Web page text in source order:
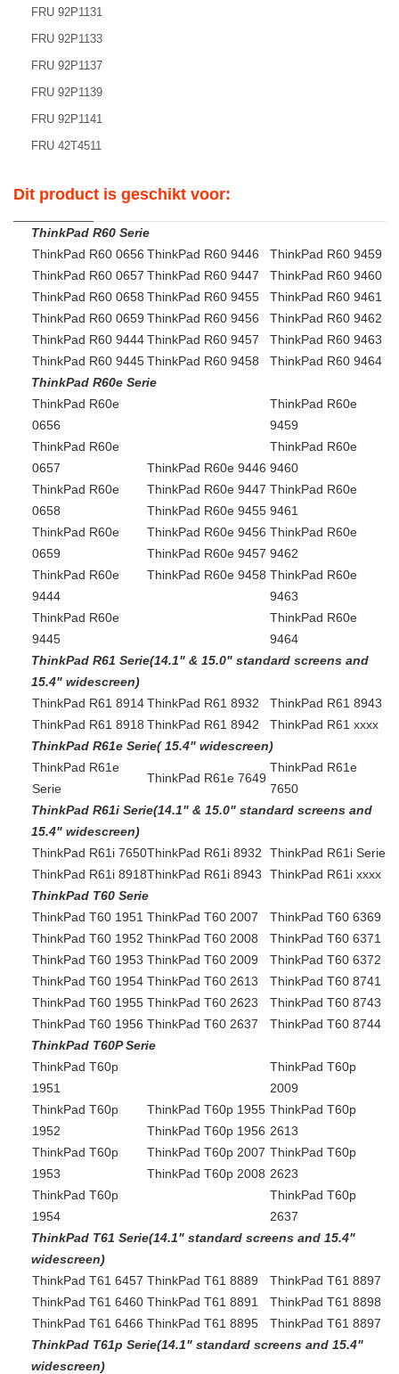
FRU 92P1131
FRU 92P1133
FRU 92P1137
FRU 92P1139
FRU 92P1141
FRU 42T4511
Dit product is geschikt voor:
ThinkPad R60 Serie
ThinkPad R60 0656
ThinkPad R60 0657
ThinkPad R60 0658
ThinkPad R60 0659
ThinkPad R60 9444
ThinkPad R60 9445
ThinkPad R60 9446
ThinkPad R60 9447
ThinkPad R60 9455
ThinkPad R60 9456
ThinkPad R60 9457
ThinkPad R60 9458
ThinkPad R60 9459
ThinkPad R60 9460
ThinkPad R60 9461
ThinkPad R60 9462
ThinkPad R60 9463
ThinkPad R60 9464
ThinkPad R60e Serie
ThinkPad R60e
0656
ThinkPad R60e
0657
ThinkPad R60e
0658
ThinkPad R60e
0659
ThinkPad R60e
9444
ThinkPad R60e
9445
ThinkPad R60e 9446
ThinkPad R60e 9447
ThinkPad R60e 9455
ThinkPad R60e 9456
ThinkPad R60e 9457
ThinkPad R60e 9458
ThinkPad R60e
9459
ThinkPad R60e
9460
ThinkPad R60e
9461
ThinkPad R60e
9462
ThinkPad R60e
9463
ThinkPad R60e
9464
ThinkPad R61 Serie(14.1" & 15.0" standard screens and
15.4" widescreen)
ThinkPad R61 8914
ThinkPad R61 8918
ThinkPad R61 8932
ThinkPad R61 8942
ThinkPad R61 8943
ThinkPad R61 xxxx
ThinkPad R61e Serie( 15.4" widescreen)
ThinkPad R61e
Serie
ThinkPad R61e 7649
ThinkPad R61e
7650
ThinkPad R61i Serie(14.1" & 15.0" standard screens and
15.4" widescreen)
ThinkPad R61i 7650
ThinkPad R61i 8918
ThinkPad R61i 8932
ThinkPad R61i 8943
ThinkPad R61i Serie
ThinkPad R61i xxxx
ThinkPad T60 Serie
ThinkPad T60 1951
ThinkPad T60 1952
ThinkPad T60 1953
ThinkPad T60 1954
ThinkPad T60 1955
ThinkPad T60 1956
ThinkPad T60 2007
ThinkPad T60 2008
ThinkPad T60 2009
ThinkPad T60 2613
ThinkPad T60 2623
ThinkPad T60 2637
ThinkPad T60 6369
ThinkPad T60 6371
ThinkPad T60 6372
ThinkPad T60 8741
ThinkPad T60 8743
ThinkPad T60 8744
ThinkPad T60P Serie
ThinkPad T60p
1951
ThinkPad T60p
1952
ThinkPad T60p
1953
ThinkPad T60p
1954
ThinkPad T60p 1955
ThinkPad T60p 1956
ThinkPad T60p 2007
ThinkPad T60p 2008
ThinkPad T60p
2009
ThinkPad T60p
2613
ThinkPad T60p
2623
ThinkPad T60p
2637
ThinkPad T61 Serie(14.1" standard screens and 15.4"
widescreen)
ThinkPad T61 6457
ThinkPad T61 6460
ThinkPad T61 6466
ThinkPad T61 8889
ThinkPad T61 8891
ThinkPad T61 8895
ThinkPad T61 8897
ThinkPad T61 8898
ThinkPad T61 8897
ThinkPad T61p Serie(14.1" standard screens and 15.4"
widescreen)